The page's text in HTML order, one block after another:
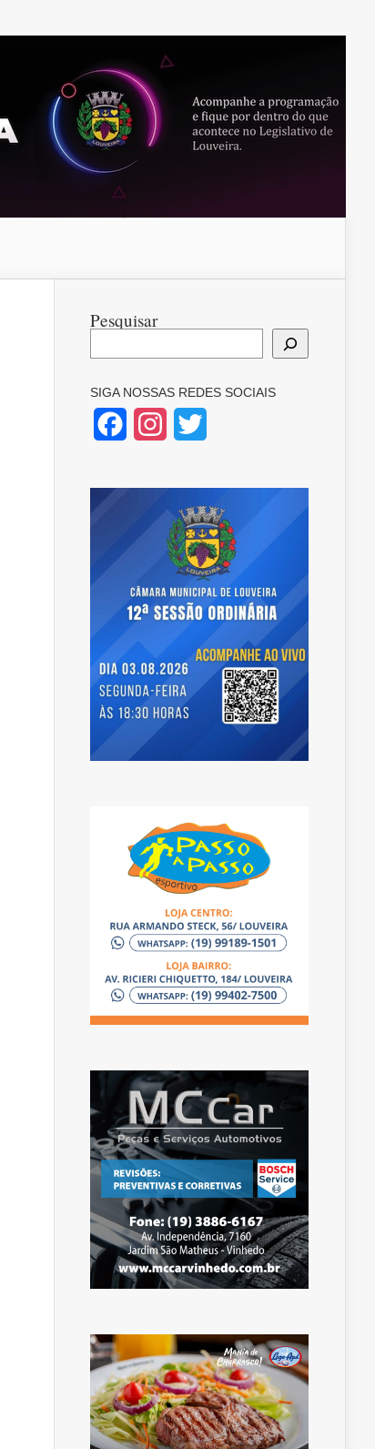
Pesquisar
SIGA NOSSAS REDES SOCIAIS
FacebookInstagram